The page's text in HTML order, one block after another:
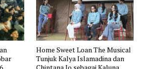
Home Sweet Loan The Musical
Tunjuk Kalya Islamadina dan